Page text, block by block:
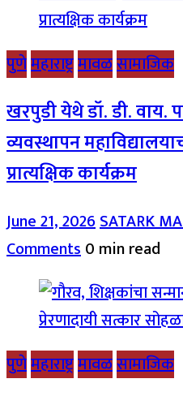
पुणेमहाराष्ट्रमावळसामाजिक
खरपुडी येथे डॉ. डी. वाय.
व्यवस्थापन
प्रात्यक्षिक कार्यक्रम
June 21, 2026SATARK
Comments0 min read
पुणेमहाराष्ट्रमावळसामाजिक